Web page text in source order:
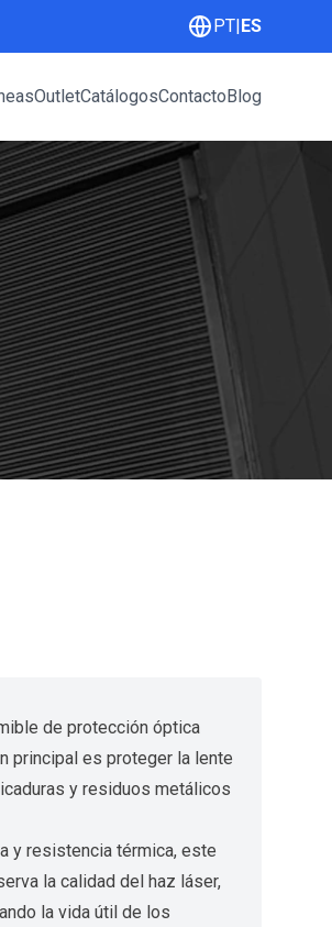
PT|ES
OutletCatálogosContactoBlog
de protección óptica
principal es proteger la lente
y residuos metálicos
y resistencia térmica, este
la calidad del haz láser,
la vida útil de los